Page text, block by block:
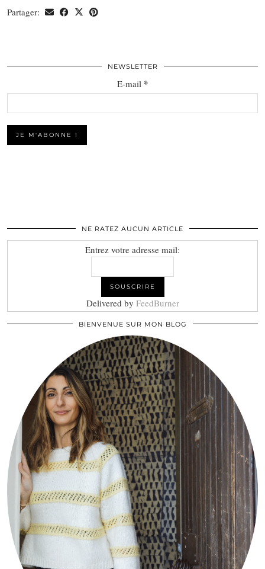
Partager:
NEWSLETTER
E-mail *
NE RATEZ AUCUN ARTICLE
Entrez votre adresse mail:
Delivered by FeedBurner
BIENVENUE SUR MON BLOG